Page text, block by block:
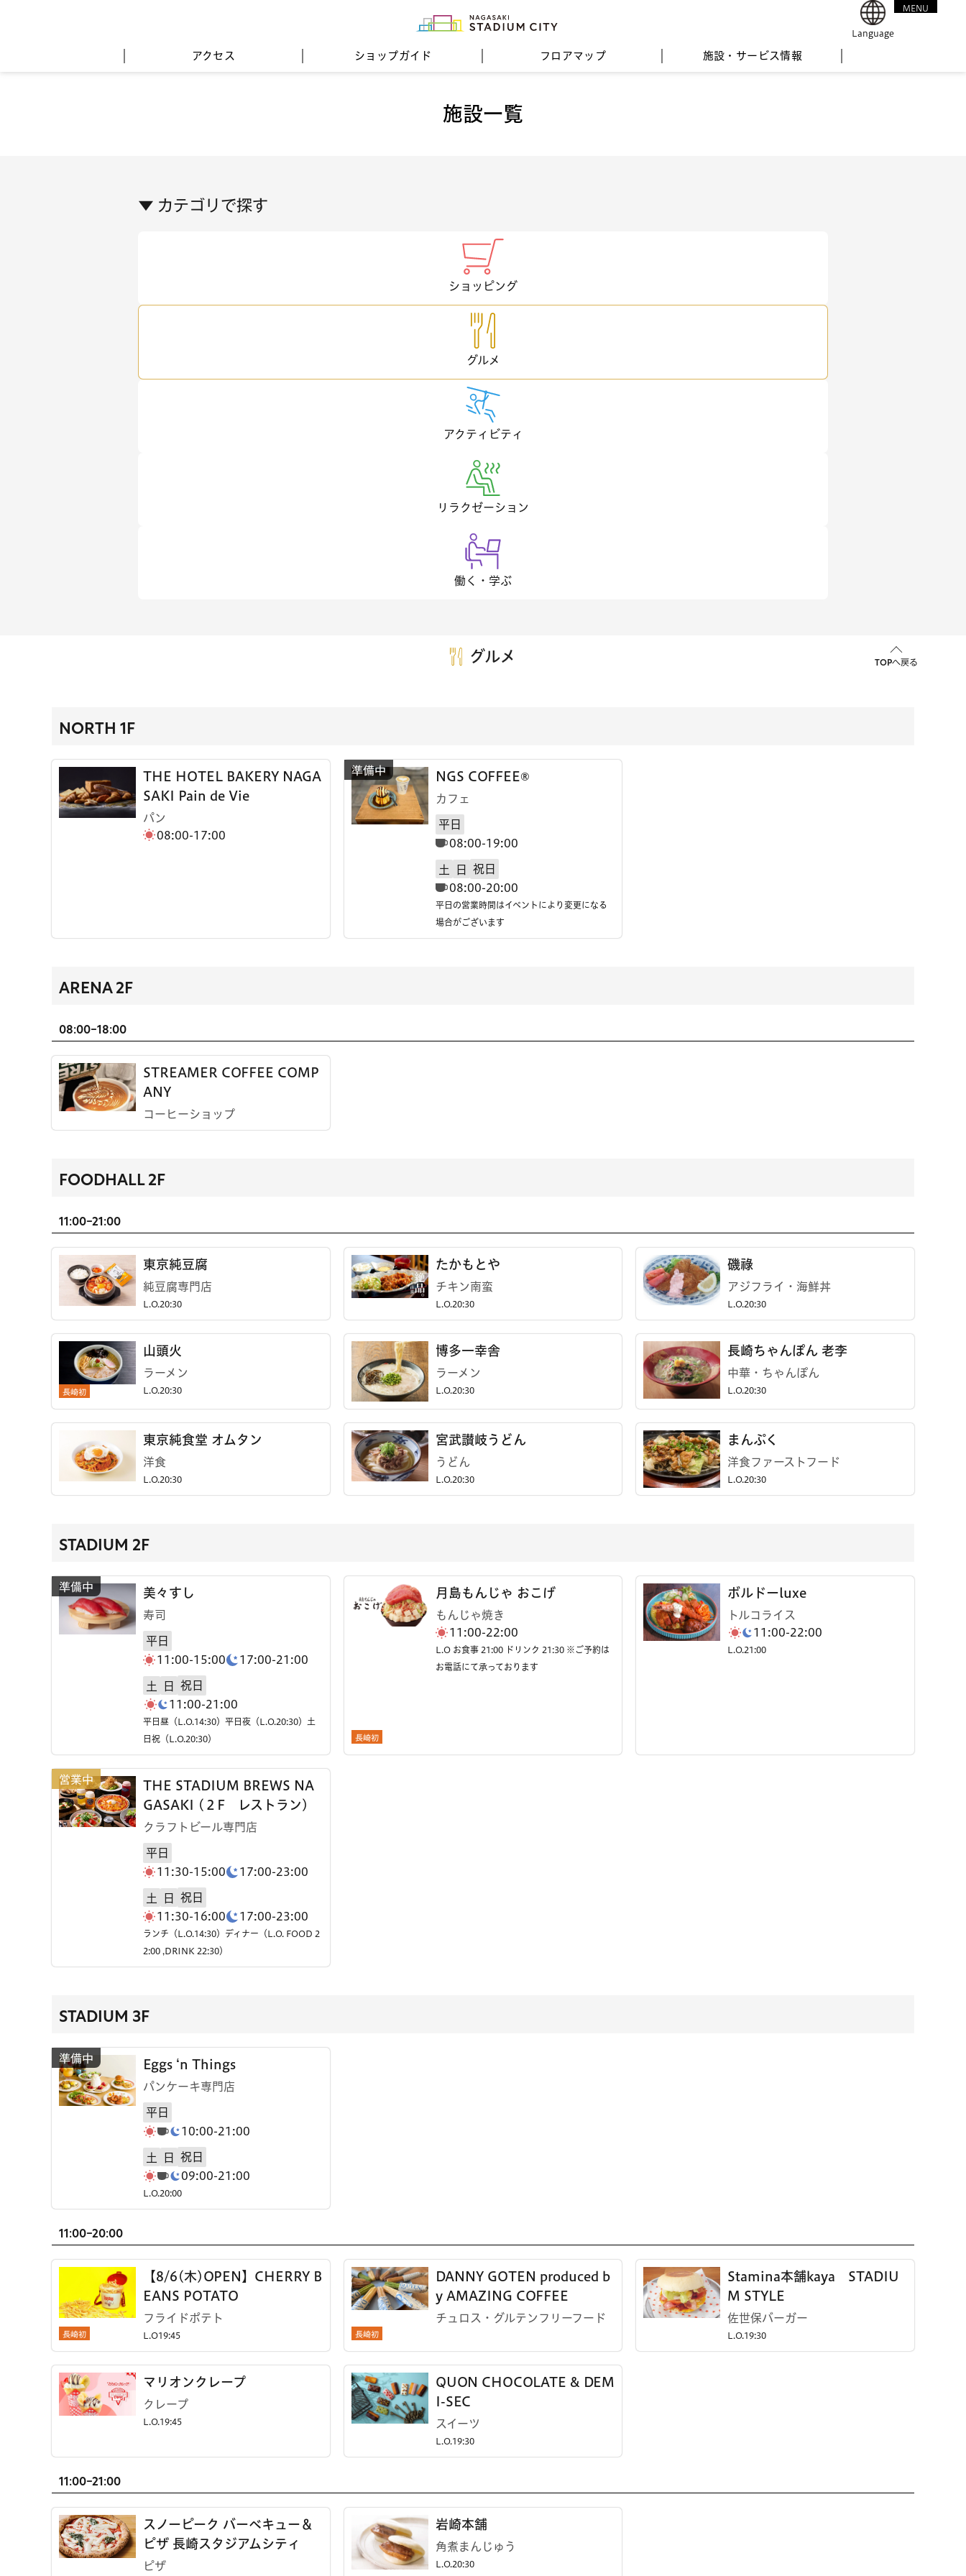
アクセス ショップガイド フロアマップ 施設・サービス情報
Language
MENU
施設一覧
▼ カテゴリで探す
ショッピング
グルメ
アクティビティ
リラクゼーション
働く・学ぶ
グルメ TOPへ戻る
NORTH 1F
THE HOTEL BAKERY NAGA
SAKI Pain de Vie
パン
08:00-17:00
NGS COFFEE®
カフェ
平日
08:00-19:00
土 日
祝日
08:00-20:00
平日の営業時間はイベントにより変更になる
場合がございます
ARENA 2F
08:00-18:00
STREAMER COFFEE COMP
ANY
コーヒーショップ
FOODHALL 2F
11:00-21:00
東京純豆腐
純豆腐専門店
L.O.20:30
たかもとや
チキン南蛮
L.O.20:30
磯祿
アジフライ・海鮮丼
L.O.20:30
長崎初
山頭火
ラーメン
L.O.20:30
博多一幸舎
ラーメン
L.O.20:30
長崎ちゃんぽん 老李
中華・ちゃんぽん
L.O.20:30
東京純食堂 オムタン
洋食
L.O.20:30
宮武讃岐うどん
うどん
L.O.20:30
まんぷく
洋食ファーストフード
L.O.20:30
STADIUM 2F
美々すし
寿司
平日
11:00-15:00
17:00-21:00
土 日
祝日
11:00-21:00
平日昼（L.O.14:30）平日夜（L.O.20:30）土
日祝（L.O.20:30）
長崎初
月島もんじゃ おこげ
もんじゃ焼き
11:00-22:00
L.O お食事 21:00 ドリンク 21:30 ※ご予約は
お電話にて承っております
ボルドーluxe
トルコライス
11:00-22:00
L.O.21:00
THE STADIUM BREWS NA
GASAKI (２F レストラン)
クラフトビール専門店
平日
11:30-15:00
17:00-23:00
土 日
祝日
11:30-16:00
17:00-23:00
ランチ（L.O.14:30）ディナー（L.O. FOOD 2
2:00 ,DRINK 22:30）
STADIUM 3F
Eggs ‘n Things
パンケーキ専門店
平日
10:00-21:00
土 日
祝日
09:00-21:00
L.O.20:00
11:00-20:00
長崎初
【8/6(木)OPEN】CHERRY B
EANS POTATO
フライドポテト
L.O19:45 長崎初
DANNY GOTEN produced b
y AMAZING COFFEE
チュロス・グルテンフリーフード
Stamina本舗kaya STADIU
M STYLE
佐世保バーガー
L.O.19:30
マリオンクレープ
クレープ
L.O.19:45
QUON CHOCOLATE & DEM
I-SEC
スイーツ
L.O.19:30
11:00-21:00
スノーピーク バーベキュー＆
ピザ 長崎スタジアムシティ
ピザ
岩崎本舗
角煮まんじゅう
L.O.20:30